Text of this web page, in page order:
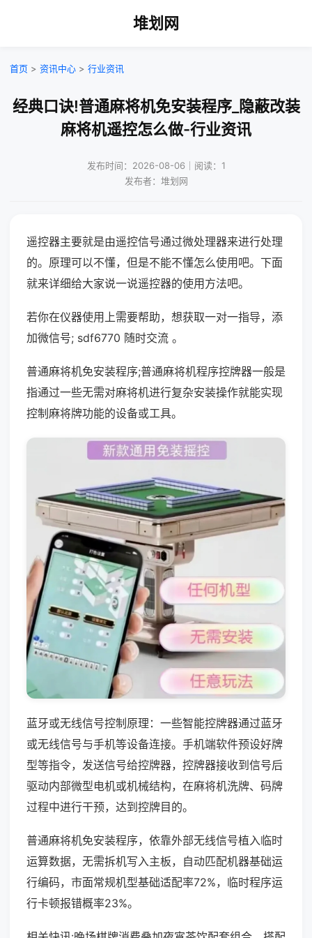
堆划网
首页 > 资讯中心 > 行业资讯
经典口诀!普通麻将机免安装程序_隐蔽改装
麻将机遥控怎么做-行业资讯
发布时间：2026-08-06｜阅读：1
发布者：堆划网
遥控器主要就是由遥控信号通过微处理器来进行处理
的。原理可以不懂，但是不能不懂怎么使用吧。下面
就来详细给大家说一说遥控器的使用方法吧。
若你在仪器使用上需要帮助，想获取一对一指导，添
加微信号; sdf6770 随时交流 。
普通麻将机免安装程序;普通麻将机程序控牌器一般是
指通过一些无需对麻将机进行复杂安装操作就能实现
控制麻将牌功能的设备或工具。
蓝牙或无线信号控制原理：一些智能控牌器通过蓝牙
或无线信号与手机等设备连接。手机端软件预设好牌
型等指令，发送信号给控牌器，控牌器接收到信号后
驱动内部微型电机或机械结构，在麻将机洗牌、码牌
过程中进行干预，达到控牌目的。
普通麻将机免安装程序，依靠外部无线信号植入临时
运算数据，无需拆机写入主板，自动匹配机器基础运
行编码，市面常规机型基础适配率72%，临时程序运
行卡顿报错概率23%。